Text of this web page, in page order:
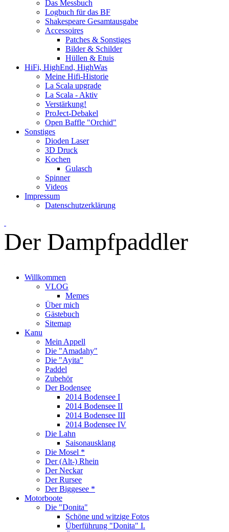
Das Messbuch
Logbuch für das BF
Shakespeare Gesamtausgabe
Accessoires
Patches & Sonstiges
Bilder & Schilder
Hüllen & Etuis
HiFi, HighEnd, HighWas
Meine Hifi-Historie
La Scala upgrade
La Scala - Aktiv
Verstärkung!
ProJect-Debakel
Open Baffle "Orchid"
Sonstiges
Dioden Laser
3D Druck
Kochen
Gulasch
Spinner
Videos
Impressum
Datenschutzerklärung
Der Dampfpaddler
Willkommen
VLOG
Memes
Über mich
Gästebuch
Sitemap
Kanu
Mein Appell
Die "Amadahy"
Die "Ayita"
Paddel
Zubehör
Der Bodensee
2014 Bodensee I
2014 Bodensee II
2014 Bodensee III
2014 Bodensee IV
Die Lahn
Saisonausklang
Die Mosel *
Der (Alt-) Rhein
Der Neckar
Der Rursee
Der Biggesee *
Motorboote
Die "Donita"
Schöne und witzige Fotos
Überführung "Donita" I.